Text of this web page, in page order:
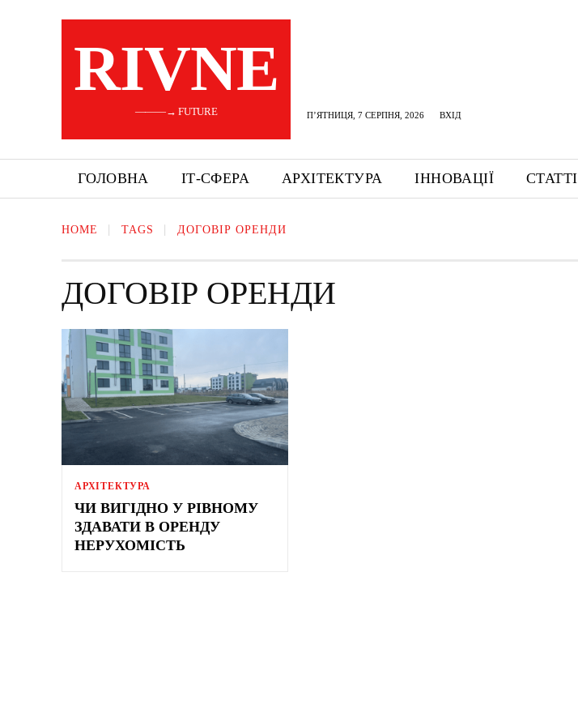
RIVNE
———→ FUTURE П’ЯТНИЦЯ, 7 СЕРПНЯ, 2026 ВХІД
ГОЛОВНА ІТ-СФЕРА АРХІТЕКТУРА ІННОВАЦІЇ СТАТТІ
HOME TAGS ДОГОВІР ОРЕНДИ
ДОГОВІР ОРЕНДИ
АРХІТЕКТУРА
ЧИ ВИГІДНО У РІВНОМУ
ЗДАВАТИ В ОРЕНДУ
НЕРУХОМІСТЬ